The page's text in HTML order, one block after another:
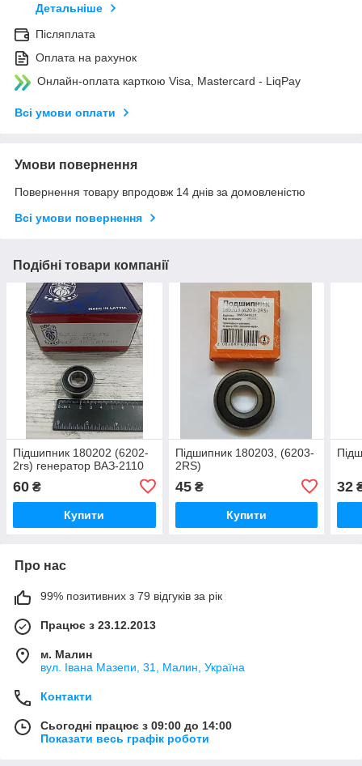
Детальніше
Післяплата
Оплата на рахунок
Онлайн-оплата карткою Visa, Mastercard - LiqPay
Всі умови оплати
Умови повернення
Повернення товару впродовж 14 днів за домовленістю
Всі умови повернення
Подібні товари компанії
Підшипник 180202 (6202-
2rs) генератор ВАЗ-2110
60 ₴
Купити
Підшипник 180203, (6203-
2RS)
45₴
Купити
32
Про нас
99% позитивних з 79 відгуків за рік
Працює з 23.12.2013
м. Малин
вул. Івана Мазепи, 31, Малин, Україна
Контакти
Сьогодні працює з 09:00 до 14:00
Показати весь графік роботи